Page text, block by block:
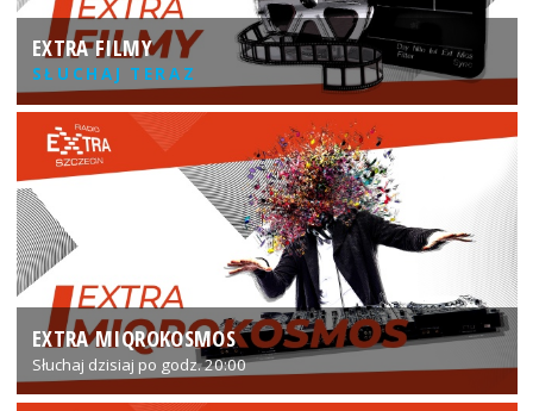
EXTRA FILMY
SŁUCHAJ TERAZ
EXTRA MIQROKOSMOS
Słuchaj dzisiaj po godz. 20:00